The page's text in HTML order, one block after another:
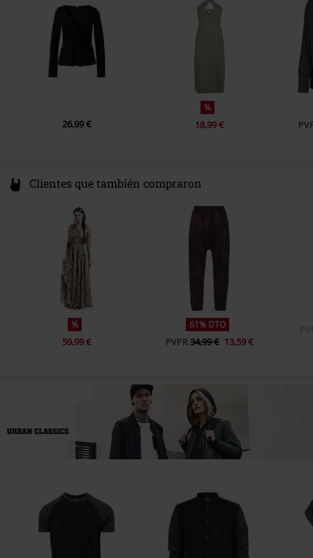
service@urbanclassics.com
26,99 €
%
18,99 €
Clientes que también compraron
%
59,99 €
61% DTO
PVPR34,99 € 13,59 €